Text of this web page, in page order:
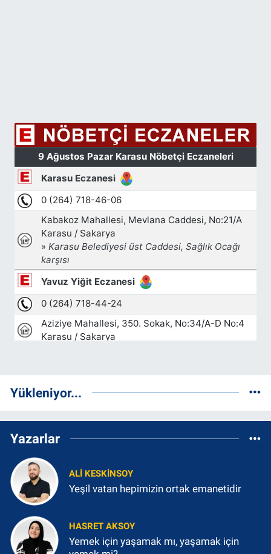
Yükleniyor...
Yazarlar
ALI KESKINSOY
Yeşil vatan hepimizin ortak emanetidir
HASRET AKSOY
Yemek için yaşamak mı, yaşamak için